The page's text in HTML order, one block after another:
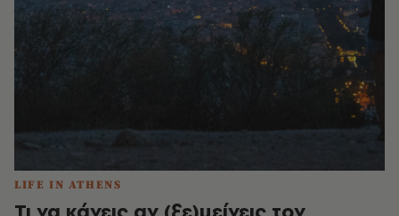
LIFE IN ATHENS